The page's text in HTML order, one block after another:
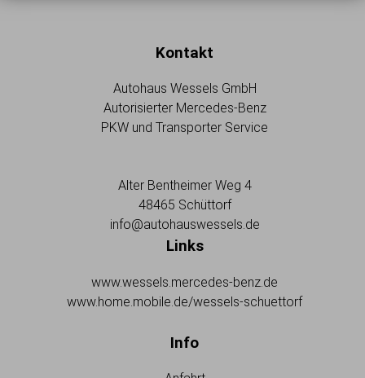
Kontakt
Autohaus Wessels GmbH
Autorisierter Mercedes-Benz
PKW und Transporter Service
Alter Bentheimer Weg 4
48465 Schüttorf
info@autohauswessels.de
Links
www.wessels.mercedes-benz.de
www.home.mobile.de/wessels-schuettorf
Info